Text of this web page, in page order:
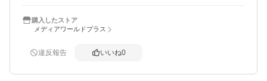
購入したストア
メディアワールドプラス
違反報告 いいね0